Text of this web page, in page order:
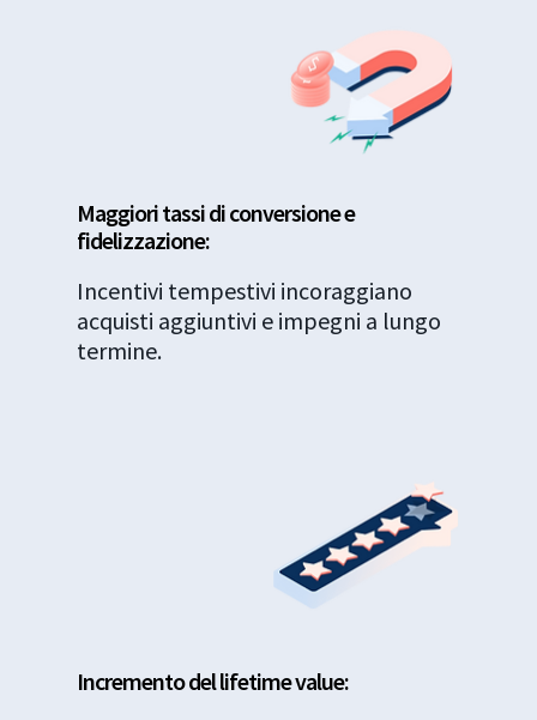
Maggiori tassi di conversione e
fidelizzazione:
Incentivi tempestivi incoraggiano
acquisti aggiuntivi e impegni a lungo
termine.
Incremento del lifetime value: